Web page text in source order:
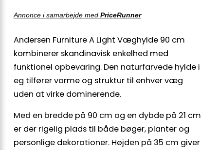
Annonce i samarbejde med PriceRunner
Andersen Furniture A Light Væghylde 90 cm
kombinerer skandinavisk enkelhed med
funktionel opbevaring. Den naturfarvede hylde i
eg tilfører varme og struktur til enhver væg
uden at virke dominerende.
Med en bredde på 90 cm og en dybde på 21 cm
er der rigelig plads til både bøger, planter og
personlige dekorationer. Højden på 35 cm giver